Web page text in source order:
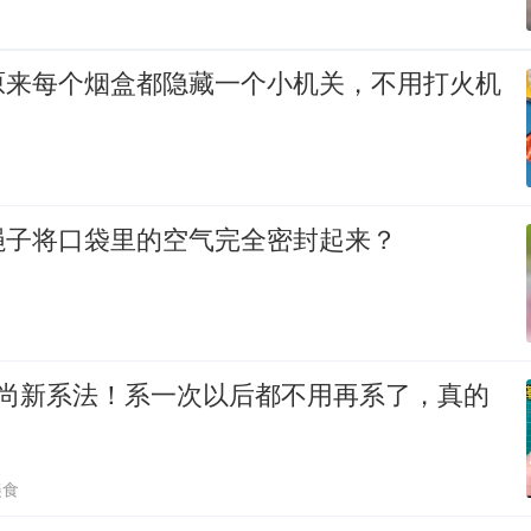
每个烟盒都隐藏一个小机关，不用打火机
将口袋里的空气完全密封起来？
新系法！系一次以后都不用再系了，真的